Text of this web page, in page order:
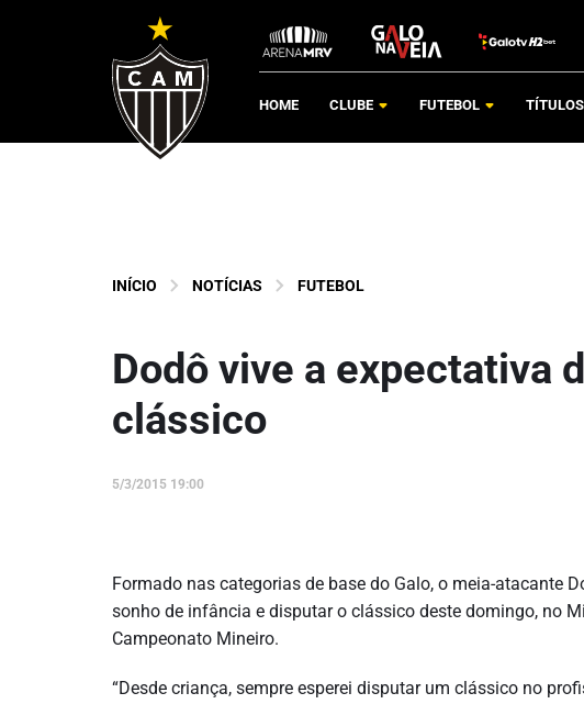
HOME CLUBE FUTEBOL TÍTULOS
INÍCIO NOTÍCIAS FUTEBOL
Dodô vive a expectativa
clássico
5/3/2015 19:00
Formado nas categorias de base do Galo, o meia-atacante
sonho de infância e disputar o clássico deste domingo, no
Campeonato Mineiro.
“Desde criança, sempre esperei disputar um clássico no